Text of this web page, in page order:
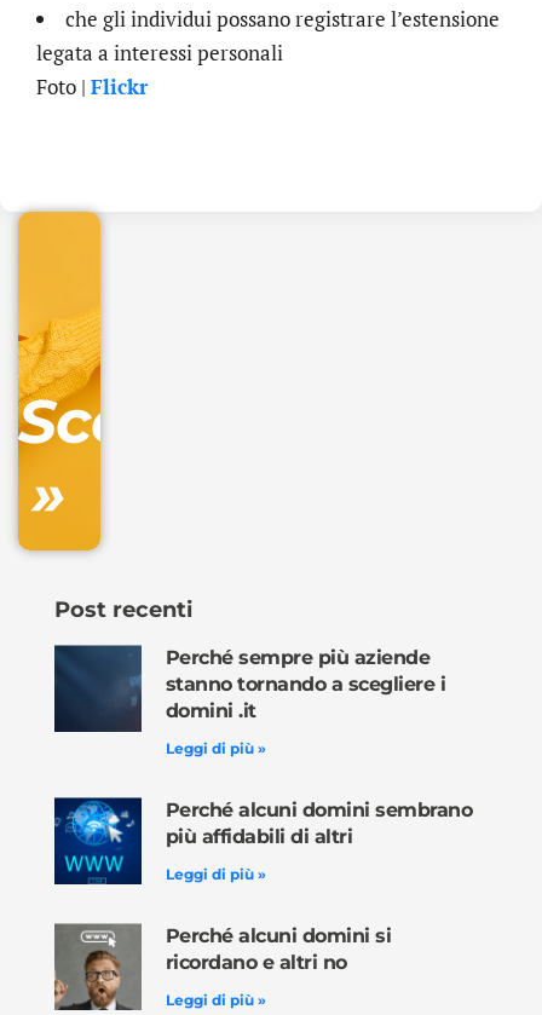
che gli individui possano registrare l’estensione
legata a interessi personali
Foto | Flickr
Scopri
»
Post recenti
Perché sempre più aziende
stanno tornando a scegliere i
domini .it
Leggi di più »
Perché alcuni domini sembrano
più affidabili di altri
Leggi di più »
Perché alcuni domini si
ricordano e altri no
Leggi di più »